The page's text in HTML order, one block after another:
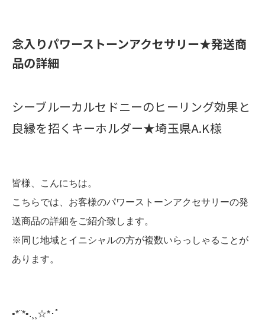
​念入りパワーストーンアクセサリー★発送商
品の詳細
シーブルーカルセドニーのヒーリング効果と
良縁を招くキーホルダー★埼玉県A.K様
皆様、こんにちは。
こちらでは、お客様のパワーストーンアクセサリーの発
送商品の詳細をご紹介致します。
※同じ地域とイニシャルの方が複数いらっしゃることが
あります。
•*¨*•.¸¸☆*･ﾟ